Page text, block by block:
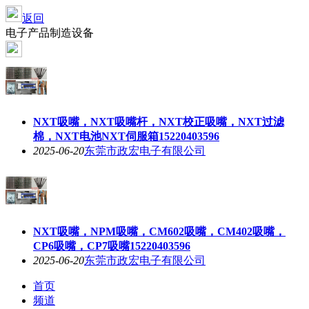
返回
电子产品制造设备
NXT吸嘴，NXT吸嘴杆，NXT校正吸嘴，NXT过滤
棉，NXT电池NXT伺服箱15220403596
2025-06-20东莞市政宏电子有限公司
NXT吸嘴，NPM吸嘴，CM602吸嘴，CM402吸嘴，
CP6吸嘴，CP7吸嘴15220403596
2025-06-20东莞市政宏电子有限公司
首页
频道